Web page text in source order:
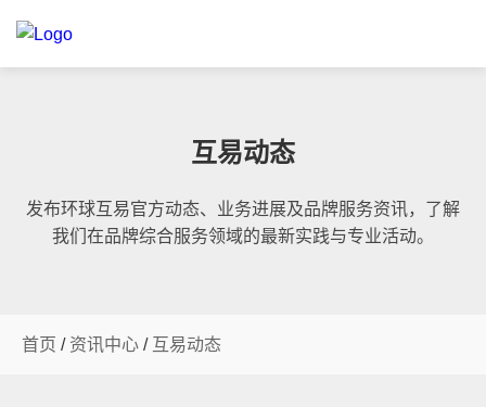
互易动态
发布环球互易官方动态、业务进展及品牌服务资讯，了解
我们在品牌综合服务领域的最新实践与专业活动。
首页 / 资讯中心 / 互易动态